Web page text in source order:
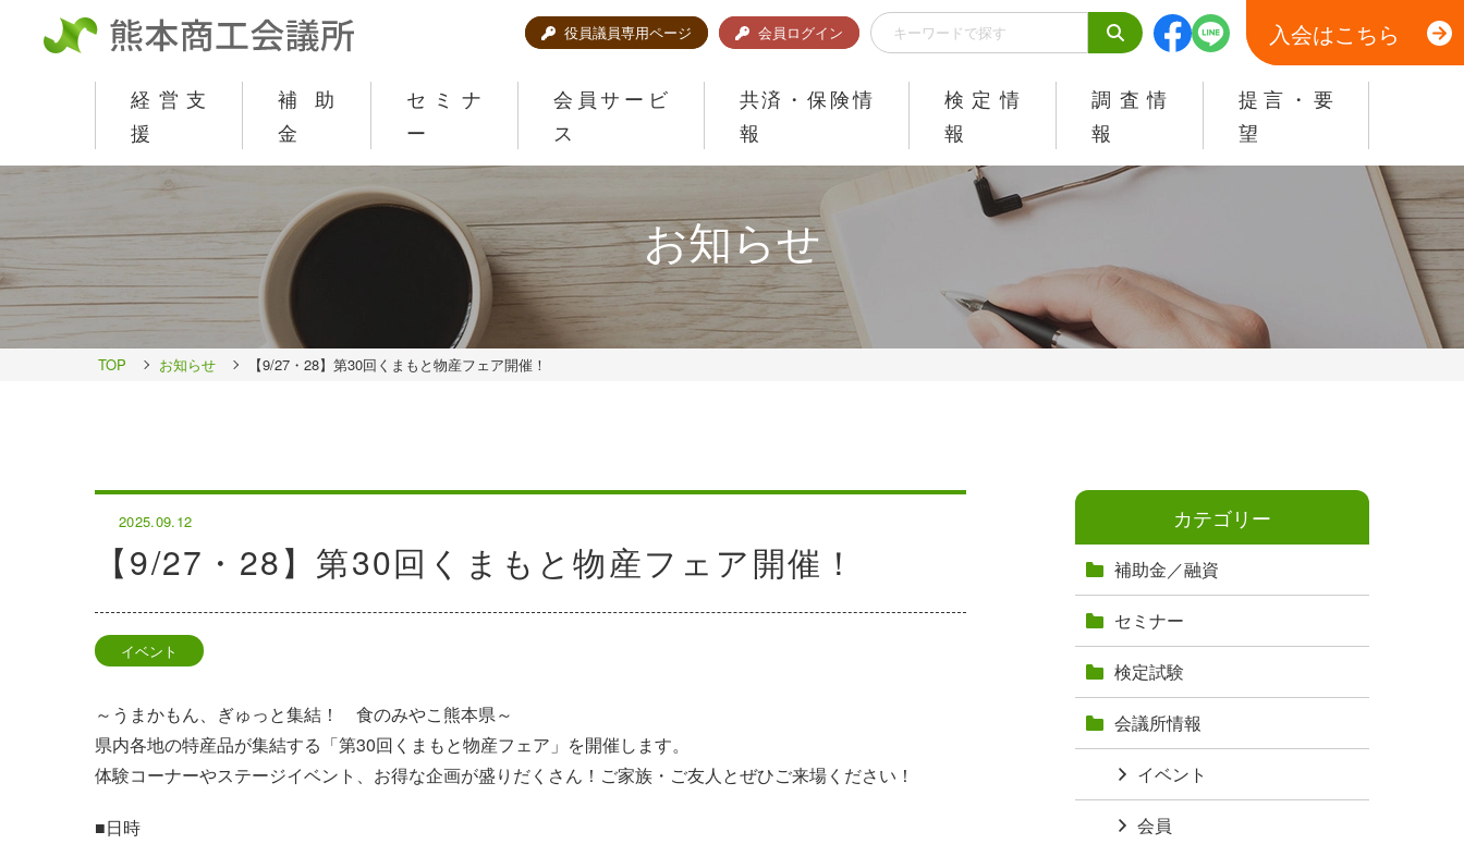
役員議員専用ページ 会員ログイン 入会はこちら
経営支
援
補助
金
セミナ
ー
会員サービ
ス
共済・保険情
報
検定情
報
調査情
報
提言・要
望
お知らせ
TOP お知らせ 【9/27・28】第30回くまもと物産フェア開催！
2025.09.12
【9/27・28】第30回くまもと物産フェア開催！
イベント
～うまかもん、ぎゅっと集結！ 食のみやこ熊本県～
県内各地の特産品が集結する「第30回くまもと物産フェア」を開催します。
体験コーナーやステージイベント、お得な企画が盛りだくさん！ご家族・ご友人とぜひご来場ください！
■日時
カテゴリー
補助金／融資
セミナー
検定試験
会議所情報
イベント
会員